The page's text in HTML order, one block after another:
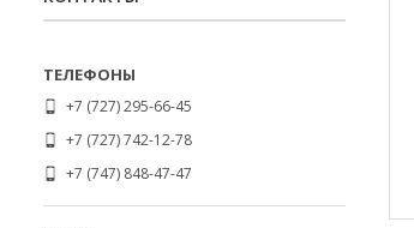
+7 (727) 295-66-45
+7 (727) 742-12-78
+7 (747) 848-47-47